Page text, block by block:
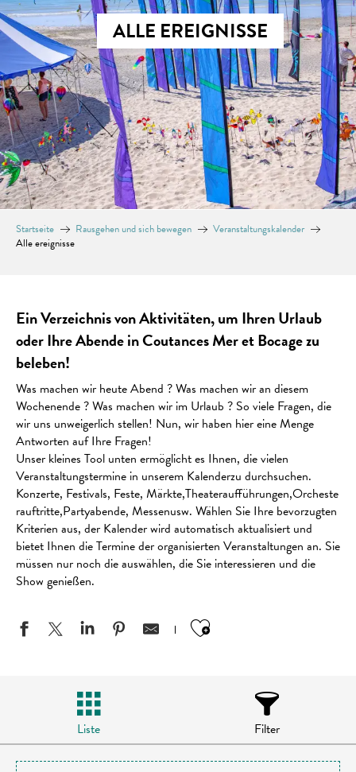
ALLE EREIGNISSE
Startseite Rausgehen und sich bewegen
Veranstaltungskalender
Alle ereignisse
Ein Verzeichnis von Aktivitäten, um Ihren Urlaub
oder Ihre Abende in Coutances Mer et Bocage zu
beleben!
Was machen wir heute Abend ? Was machen wir an diesem
Wochenende ? Was machen wir im Urlaub ? So viele Fragen, die
wir uns unweigerlich stellen! Nun, wir haben hier eine Menge
Antworten auf Ihre Fragen!
Unser kleines Tool unten ermöglicht es Ihnen, die vielen
Veranstaltungstermine in unserem Kalenderzu durchsuchen.
Konzerte, Festivals, Feste, Märkte,Theateraufführungen,Orcheste
rauftritte,Partyabende, Messenusw. Wählen Sie Ihre bevorzugten
Kriterien aus, der Kalender wird automatisch aktualisiert und
bietet Ihnen die Termine der organisierten Veranstaltungen an. Sie
müssen nur noch die auswählen, die Sie interessieren und die
Show genießen.
Ajouter aux
Liste Filter